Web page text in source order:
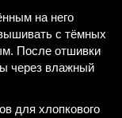
на него
с тёмных
После отшивки
через влажный
для хлопкового